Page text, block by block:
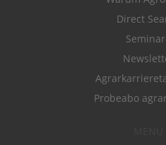
Direct
Probeabo